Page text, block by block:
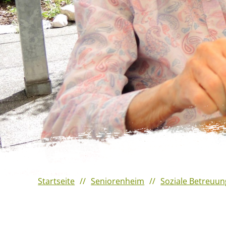
Startseite Seniorenheim Soziale
2023
Verantaltungshighlights 2022
Veranstaltungshighlights
2021